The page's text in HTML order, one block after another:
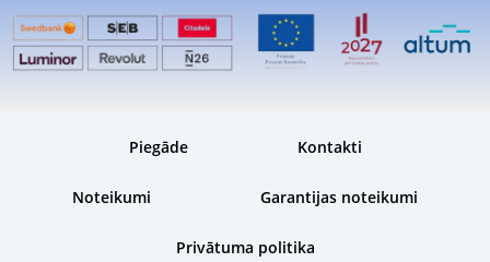
Piegāde Kontakti
Noteikumi Garantijas noteikumi
Privātuma politika